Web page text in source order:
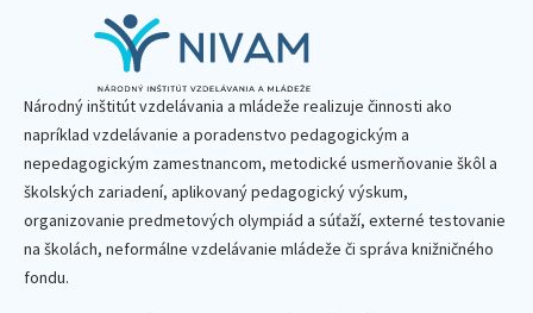
Národný inštitút vzdelávania a mládeže realizuje činnosti ako
napríklad vzdelávanie a poradenstvo pedagogickým a
nepedagogickým zamestnancom, metodické usmerňovanie škôl a
školských zariadení, aplikovaný pedagogický výskum,
organizovanie predmetových olympiád a súťaží, externé testovanie
na školách, neformálne vzdelávanie mládeže či správa knižničného
fondu.